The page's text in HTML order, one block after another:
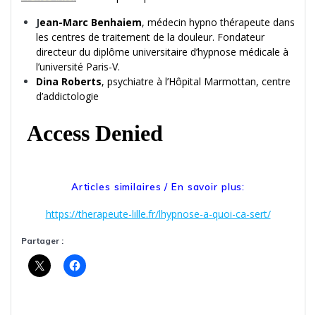
Jean-Marc Benhaiem, médecin hypno thérapeute dans
les centres de traitement de la douleur. Fondateur
directeur du diplôme universitaire d’hypnose médicale à
l’université Paris-V.
Dina Roberts, psychiatre à l’Hôpital Marmottan, centre
d’addictologie
Articles similaires / En savoir plus:
https://therapeute-lille.fr/lhypnose-a-quoi-ca-sert/
Partager :